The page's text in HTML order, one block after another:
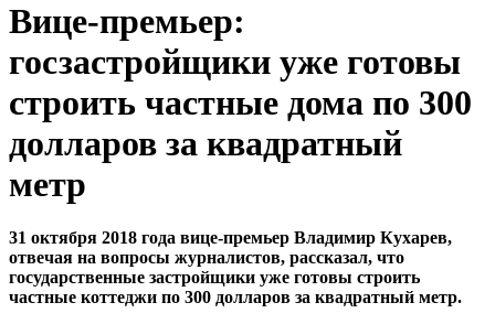
Вице-премьер:
госзастройщики уже готовы
строить частные дома по 300
долларов за квадратный
метр
31 октября 2018 года вице-премьер Владимир Кухарев,
отвечая на вопросы журналистов, рассказал, что
государственные застройщики уже готовы строить
частные коттеджи по 300 долларов за квадратный метр.